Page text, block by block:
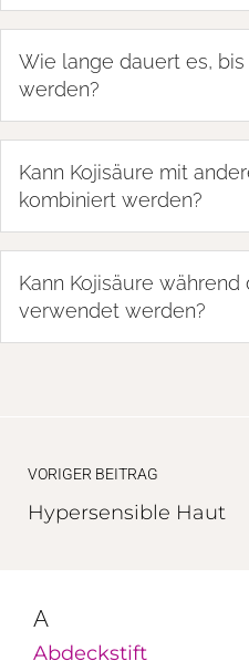
Wie lange dauert es,
werden?
Kann Kojisäure mit
kombiniert werden?
Kann Kojisäure
verwendet werden?
VORIGER BEITRAG
Hypersensible Haut
A
Abdeckstift